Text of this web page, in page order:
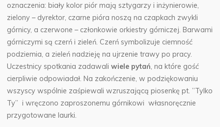
oznaczenia: biały kolor piór mają sztygarzy i inżynierowie,
zielony – dyrektor, czarne pióra noszą na czapkach zwykli
górnicy, a czerwone – członkowie orkiestry górniczej. Barwami
górniczymi są czerń i zieleń. Czerń symbolizuje ciemność
podziemia, a zieleń nadzieję na ujrzenie trawy po pracy.
Uczestnicy spotkania zadawaliwiele pytań, na które gość
cierpliwie odpowiadał. Na zakończenie, w podziękowaniu
wszyscy wspólnie zaśpiewali wzruszającą piosenkę pt. ”Tylko
Ty” i wręczono zaproszonemu górnikowi własnoręcznie
przygotowane laurki.